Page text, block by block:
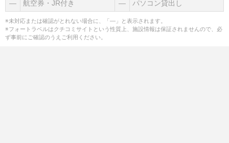
― 航空券・JR付き ― パソコン貸出し
※未対応または確認がとれない場合に、「―」と表示されます。
※フォートラベルはクチコミサイトという性質上、施設情報は保証されませんので、必
ず事前にご確認のうえご利用ください。